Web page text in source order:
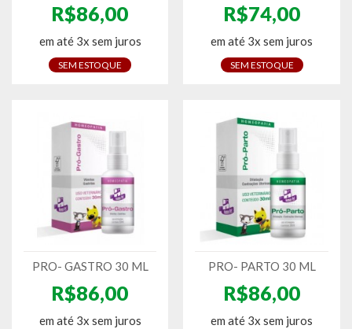
R$86,00
em até 3x sem juros
SEM ESTOQUE
R$74,00
em até 3x sem juros
SEM ESTOQUE
PRO- GASTRO 30 ML
R$86,00
em até 3x sem juros
PRO- PARTO 30 ML
R$86,00
em até 3x sem juros